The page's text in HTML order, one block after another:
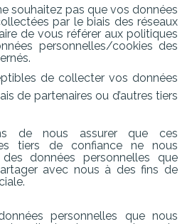
souhaitez pas que vos données
par le biais des réseaux
de vous référer aux politiques
personnelles/cookies des
de collecter vos données
de partenaires ou d’autres tiers
de nous assurer que ces
tiers de confiance ne nous
données personnelles que
avec nous à des fins de
personnelles que nous